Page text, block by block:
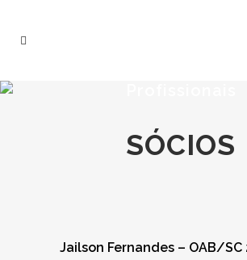
SÓCIOS
Jailson Fernandes – OAB/SC